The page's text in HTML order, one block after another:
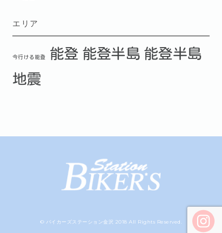
エリア
今行ける能登 能登 能登半島 能登半島
地震
© バイカーズステーション金沢 2018 All Rights Reserved.